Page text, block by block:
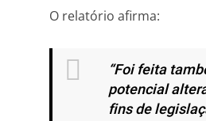
O relatório afirma:
“Foi feita
potencial
fins de